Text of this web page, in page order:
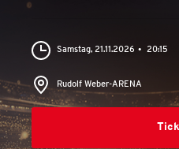
Samstag, 21.11.2026 20:15
Rudolf Weber-ARENA